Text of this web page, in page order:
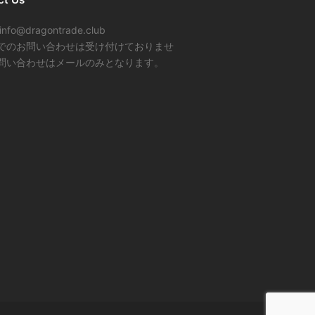
info@dragontrade.club
のお問い合わせは受け付けておりませ
い合わせはメールのみとなります。